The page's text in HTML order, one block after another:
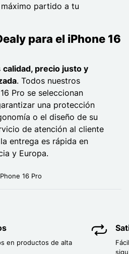
partido a tu
para el iPhone 16
calidad, precio justo y
. Todos nuestros
Pro se seleccionan
una protección
o el diseño de su
de atención al cliente
entrega es rápida en
y Europa.
16 Pro
en productos de alta